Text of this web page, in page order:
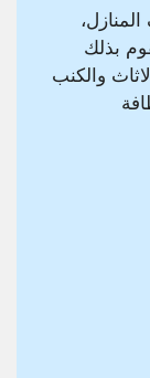
بذلك
والكنب